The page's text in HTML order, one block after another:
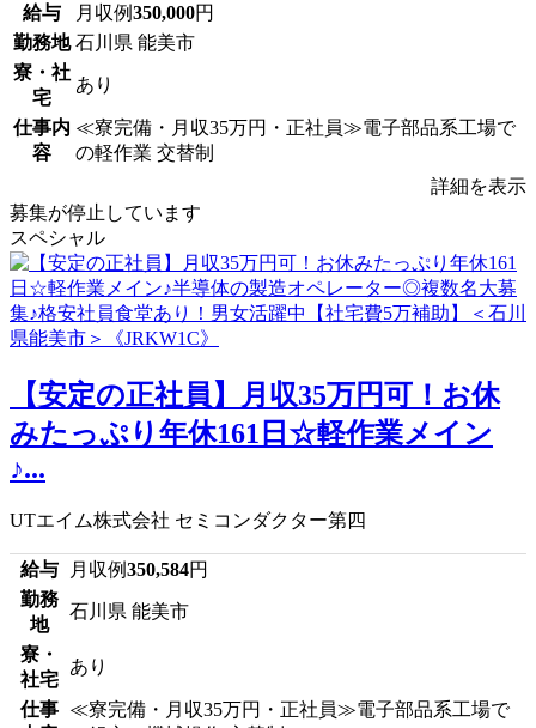
給与 月収例350,000円
勤務地 石川県 能美市
寮・社
宅
あり
仕事内
容
≪寮完備・月収35万円・正社員≫電子部品系工場で
の軽作業 交替制
詳細を表示
募集が停止しています
スペシャル
【安定の正社員】月収35万円可！お休
みたっぷり年休161日☆軽作業メイン
♪...
UTエイム株式会社 セミコンダクター第四
給与 月収例350,584円
勤務
地
石川県 能美市
寮・
社宅
あり
仕事
≪寮完備・月収35万円・正社員≫電子部品系工場で